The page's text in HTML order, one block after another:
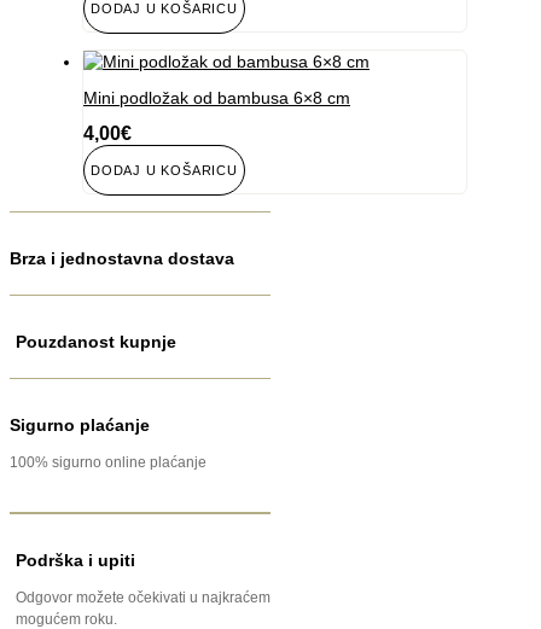
DODAJ U KOŠARICU
Mini podložak od bambusa 6×8 cm
4,00€
DODAJ U KOŠARICU
Brza i jednostavna dostava
Pouzdanost kupnje
Sigurno plaćanje
100% sigurno online plaćanje
Podrška i upiti
Odgovor možete očekivati u najkraćem
mogućem roku.